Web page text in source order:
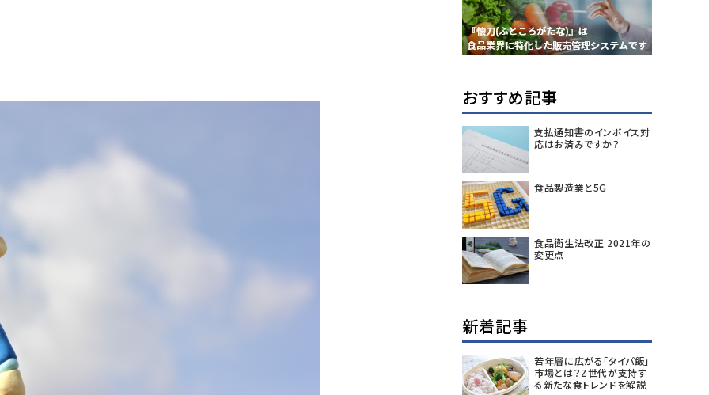
おすすめ記事
支払通知書のインボイス対
応はお済みですか？
食品製造業と5G
食品衛生法改正 2021年の
変更点
新着記事
若年層に広がる「タイパ飯」
市場とは？Z世代が支持す
る新たな食トレンドを解説